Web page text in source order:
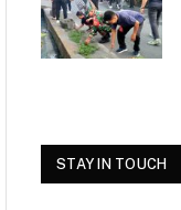
STAY IN TOUCH